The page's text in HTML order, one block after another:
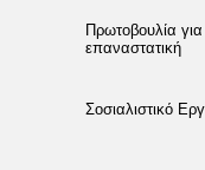
Πρωτοβουλία
επαναστατική
Σοσιαλιστικό